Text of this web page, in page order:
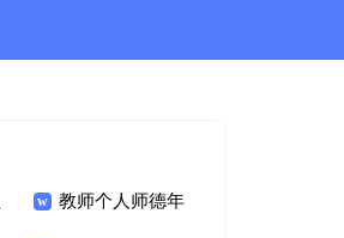
教师个人师德年